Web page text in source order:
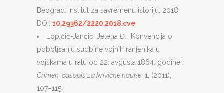
Beograd: Institut za savremenu istoriju, 2018.
DOI: 10.29362/2220.2018.cve
Lopičić-Jančić, Jelena Đ. „Konvencija o
poboljšanju sudbine vojnih ranjenika u
vojskama u ratu od 22. avgusta 1864. godine“.
Crimen: časopis za krivične nauke , 1, (2011),
107–115.